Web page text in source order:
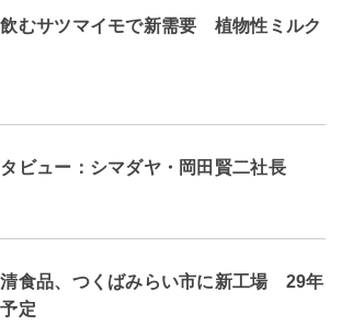
むサツマイモで新需要 植物性ミルク
タビュー：シマダヤ・岡田賢二社長
清食品、つくばみらい市に新工場 29年
定